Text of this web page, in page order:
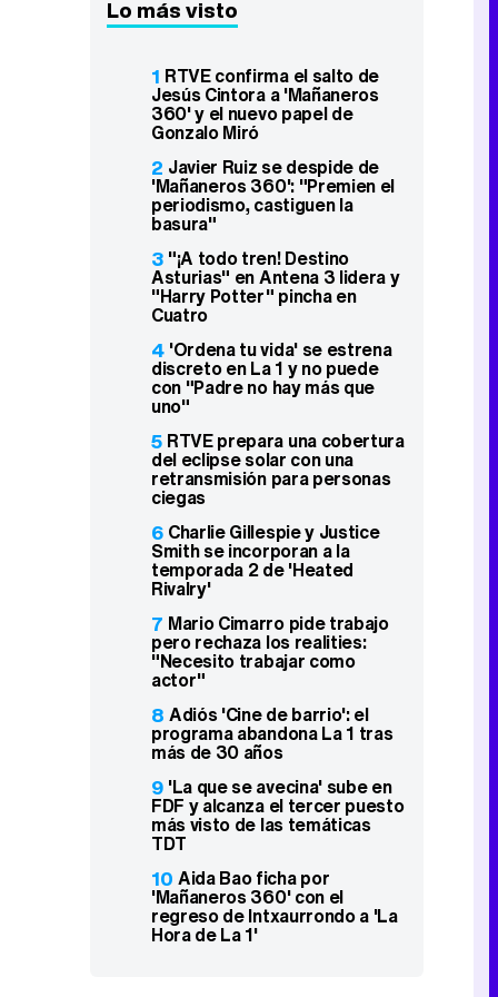
Lo más visto
1 RTVE confirma el salto de
Jesús Cintora a 'Mañaneros
360' y el nuevo papel de
Gonzalo Miró
2 Javier Ruiz se despide de
'Mañaneros 360': "Premien el
periodismo, castiguen la
basura"
3 "¡A todo tren! Destino
Asturias" en Antena 3 lidera y
"Harry Potter" pincha en
Cuatro
4 'Ordena tu vida' se estrena
discreto en La 1 y no puede
con "Padre no hay más que
uno"
5 RTVE prepara una cobertura
del eclipse solar con una
retransmisión para personas
ciegas
6 Charlie Gillespie y Justice
Smith se incorporan a la
temporada 2 de 'Heated
Rivalry'
7 Mario Cimarro pide trabajo
pero rechaza los realities:
"Necesito trabajar como
actor"
8 Adiós 'Cine de barrio': el
programa abandona La 1 tras
más de 30 años
9 'La que se avecina' sube en
FDF y alcanza el tercer puesto
más visto de las temáticas
TDT
10 Aida Bao ficha por
'Mañaneros 360' con el
regreso de Intxaurrondo a 'La
Hora de La 1'